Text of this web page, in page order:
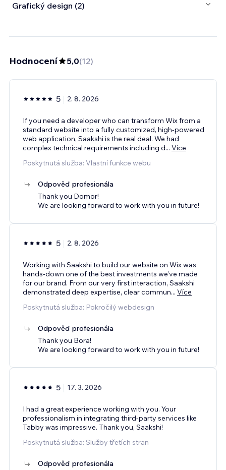
Grafický design (2)
Hodnocení 5,0(12)
5 2. 8. 2026
If you need a developer who can transform Wix from a
standard website into a fully customized, high-powered
web application, Saakshi is the real deal. We had
complex technical requirements including d... Více
Poskytnutá služba: Vlastní funkce webu
Odpověď profesionála
Thank you Domor!
We are looking forward to work with you in future!
5 2. 8. 2026
Working with Saakshi to build our website on Wix was
hands-down one of the best investments we’ve made
for our brand. From our very first interaction, Saakshi
demonstrated deep expertise, clear commun... Více
Poskytnutá služba: Pokročilý webdesign
Odpověď profesionála
Thank you Bora!
We are looking forward to work with you in future!
5 17. 3. 2026
I had a great experience working with you. Your
professionalism in integrating third-party services like
Tabby was impressive. Thank you, Saakshi!
Poskytnutá služba: Služby třetích stran
Odpověď profesionála